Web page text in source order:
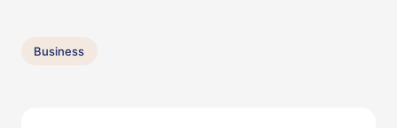
Business